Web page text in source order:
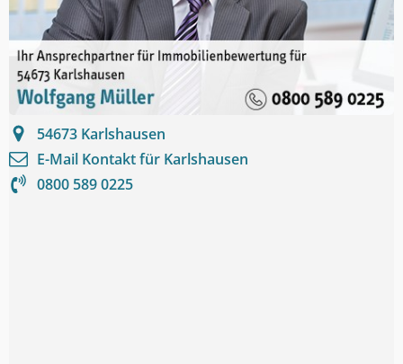
54673 Karlshausen
E-Mail Kontakt für Karlshausen
0800 589 0225